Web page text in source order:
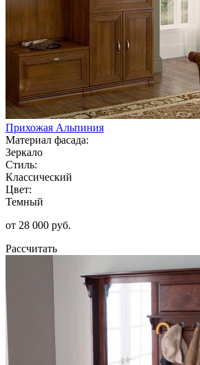
Прихожая Альпиния
Материал фасада:
Зеркало
Стиль:
Классический
Цвет:
Темный
от 28 000 руб.
Рассчитать